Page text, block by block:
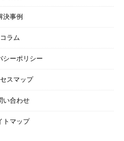
決事例
コラム
シーポリシー
スマップ
い合わせ
トマップ